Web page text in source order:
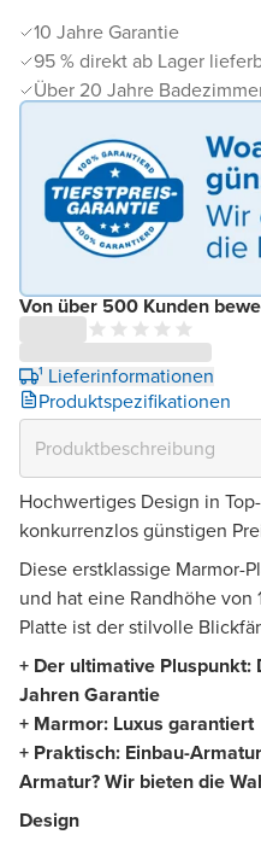
10 Jahre Garantie
95 % direkt ab Lager
Über 20 Jahre
Von über 500 Kunden
¹ Lieferinformationen
Produktspezifikationen
Hochwertiges Design in
konkurrenzlos günstigen
Diese erstklassige Marmor-
und hat eine Randhöhe von
Platte ist der stilvolle
+ Der ultimative Pluspunkt:
Jahren Garantie
+ Marmor: Luxus garantiert
+ Praktisch: Einbau-
Armatur? Wir bieten die
Design